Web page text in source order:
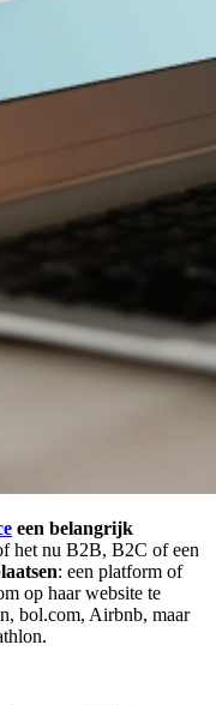
een belangrijk
het nu B2B, B2C of een
: een platform of
op haar website te
bol.com, Airbnb, maar